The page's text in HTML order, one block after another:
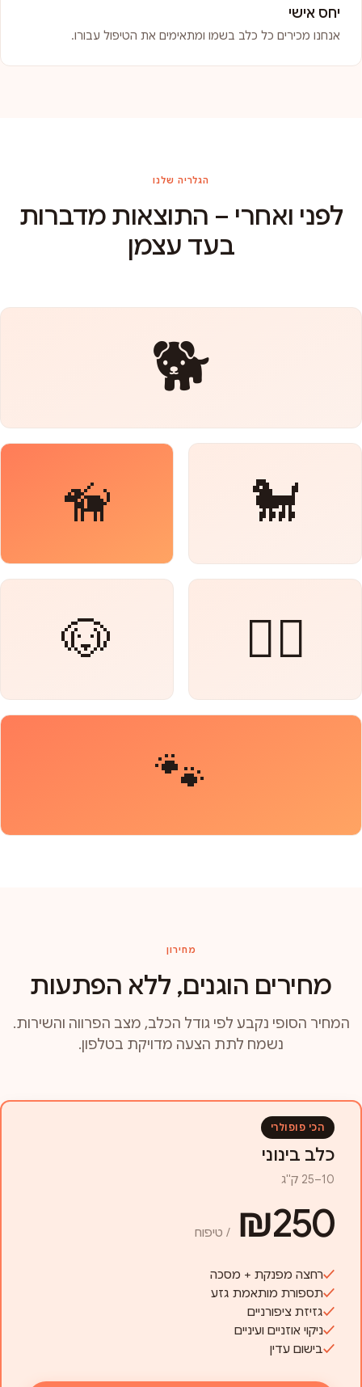
יחס אישי
אנחנו מכירים כל כלב בשמו ומתאימים את הטיפול עבורו.
הגלריה שלנו
לפני ואחרי – התוצאות מדברות
בעד עצמן
🐕
🐩
🦮
🐕‍🦺
🐶
🐾
מחירון
מחירים הוגנים, ללא הפתעות
המחיר הסופי נקבע לפי גודל הכלב, מצב הפרווה והשירות.
נשמח לתת הצעה מדויקת בטלפון.
הכי פופולרי
כלב בינוני
10–25 ק"ג
₪250 / טיפוח
רחצה מפנקת + מסכה
תספורת מותאמת גזע
גזיזת ציפורניים
ניקוי אוזניים ועיניים
בישום עדין